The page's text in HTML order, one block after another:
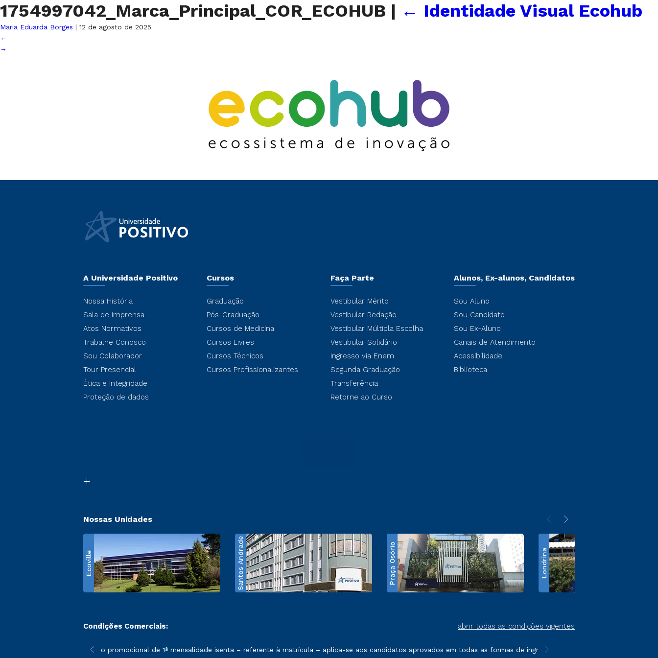
1754997042_Marca_Principal_COR_ECOHUB | ← Identidade Visual Ecohub
Maria Eduarda Borges | 12 de agosto de 2025
←
→
A Universidade Positivo
Nossa História
Sala de Imprensa
Atos Normativos
Trabalhe Conosco
Sou Colaborador
Tour Presencial
Ética e Integridade
Proteção de dados
Cursos
Graduação
Pós-Graduação
Cursos de Medicina
Cursos Livres
Cursos Técnicos
Cursos Profissionalizantes
Faça Parte
Vestibular Mérito
Vestibular Redação
Vestibular Múltipla Escolha
Vestibular Solidário
Ingresso via Enem
Segunda Graduação
Transferência
Retorne ao Curso
Alunos, Ex-alunos, Candidatos
Sou Aluno
Sou Candidato
Sou Ex-Aluno
Canais de Atendimento
Acessibilidade
Biblioteca
Nossas Unidades
Ecoville Santos Andrade Praça Osório Londrina
Condições Comerciais: abrir todas as condições vigentes
sofrer alterações nos períodos de rematrícula conforme exposto no contrato de prestação de serviços
*A condição promocional de 1ª mensalidade isenta – referente à matrícula – aplica-se aos candidatos aprovados em todas as formas de ingresso, exceto na prova on-line ou
**Semipresencial é um formato do